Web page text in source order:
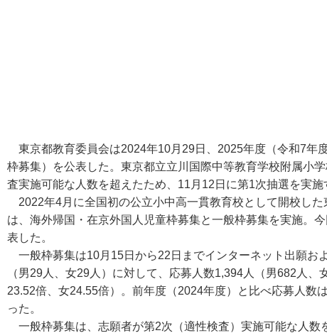
東京都教育委員会は2024年10月29日、2025年度（令和7年
枠募集）を公表した。東京都立立川国際中等教育学校附属小
査実施可能な人数を超えたため、11月12日に第1次抽選を実施
2022年4月に全国初の公立小中高一貫教育校として開校し
は、海外帰国・在京外国人児童枠募集と一般枠募集を実施。
表した。
一般枠募集は10月15日から22日までインターネット出願お
（男29人、女29人）に対して、応募人数1,394人（男682人
23.52倍、女24.55倍）。前年度（2024年度）と比べ応募人数
った。
一般枠募集は、志願者が第2次（適性検査）実施可能な人数